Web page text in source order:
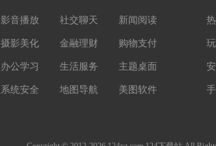
影音播放 社交聊天 新闻阅读
摄影美化 金融理财 购物支付
办公学习 生活服务 主题桌面
系统安全 地图导航 美图软件